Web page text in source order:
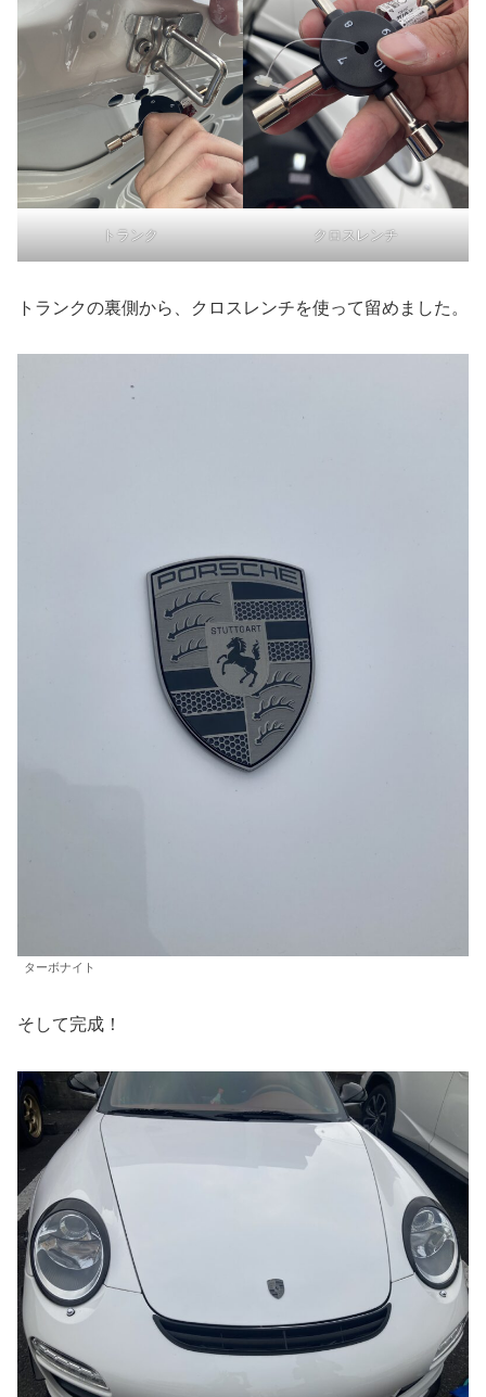
トランク クロスレンチ
トランクの裏側から、クロスレンチを使って留めました。
ターボナイト
そして完成！